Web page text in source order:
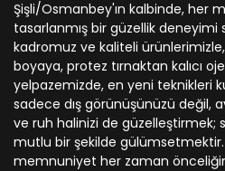
Şişli/Osmanbey'ın kalbinde, her
tasarlanmış bir güzellik deneyimi
kadromuz ve kaliteli
boyaya, protez tırnaktan kalıcı
yelpazemizde, en yeni teknikleri
sadece dış görünüşünüzü değil,
ve ruh halinizi de güzelleştirmek;
mutlu bir şekilde
memnuniyet her zaman